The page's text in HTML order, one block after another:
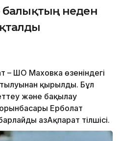
балықтың неден
ШҚО Маховка өзеніндегі
қырылды. Бұл
және бақылау
Ерболат
ҚазАқпарат тілшісі.